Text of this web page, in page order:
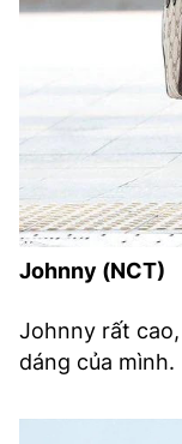
Johnny (NCT)
Johnny rất
dáng của mình.